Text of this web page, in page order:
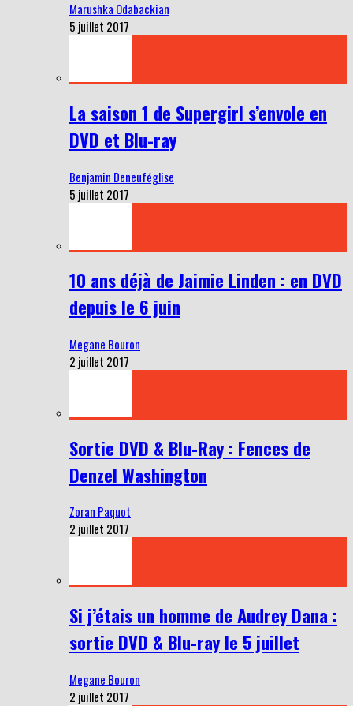
Marushka Odabackian
5 juillet 2017
La saison 1 de Supergirl s’envole en
DVD et Blu-ray
Benjamin Deneuféglise
5 juillet 2017
10 ans déjà de Jaimie Linden : en DVD
depuis le 6 juin
Megane Bouron
2 juillet 2017
Sortie DVD & Blu-Ray : Fences de
Denzel Washington
Zoran Paquot
2 juillet 2017
Si j’étais un homme de Audrey Dana :
sortie DVD & Blu-ray le 5 juillet
Megane Bouron
2 juillet 2017